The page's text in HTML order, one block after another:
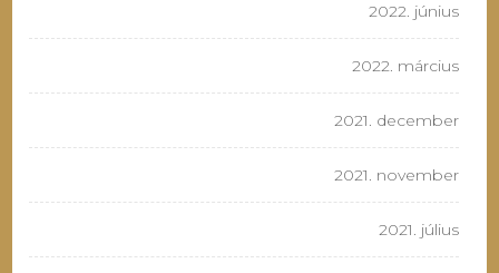
2022. június
2022. március
2021. december
2021. november
2021. július